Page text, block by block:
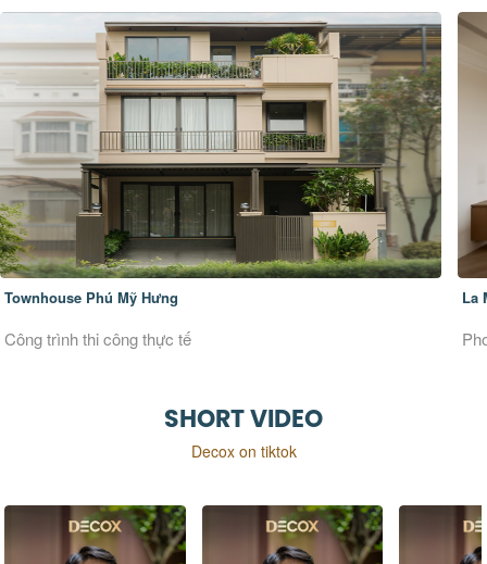
Townhouse Phú Mỹ Hưng
Công trình thi công thực tế
La
SHORT VIDEO
Decox on tiktok